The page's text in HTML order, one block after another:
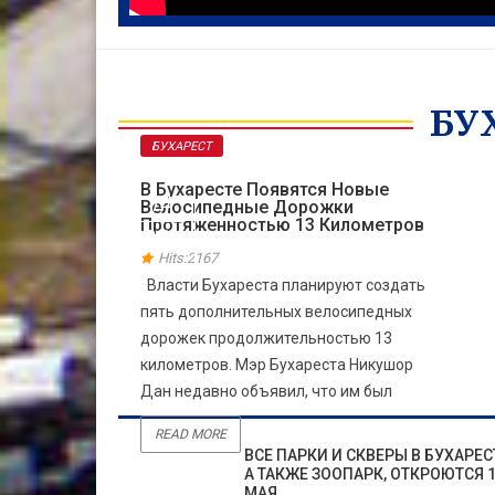
В Бухаресте Появятся Новые
Велосипедные Дорожки
Протяженностью 13 Километров
Hits:2167
БУХАРЕСТ
Власти Бухареста планируют создать
пять дополнительных велосипедных
дорожек продолжительностью 13
километров. Мэр Бухареста Никушор
Дан недавно объявил, что им был
14
СЕН
READ MORE
ВСЕ ПАРКИ И СКВЕРЫ В
А ТАКЖЕ ЗООПАРК, ОТКРОЮТСЯ